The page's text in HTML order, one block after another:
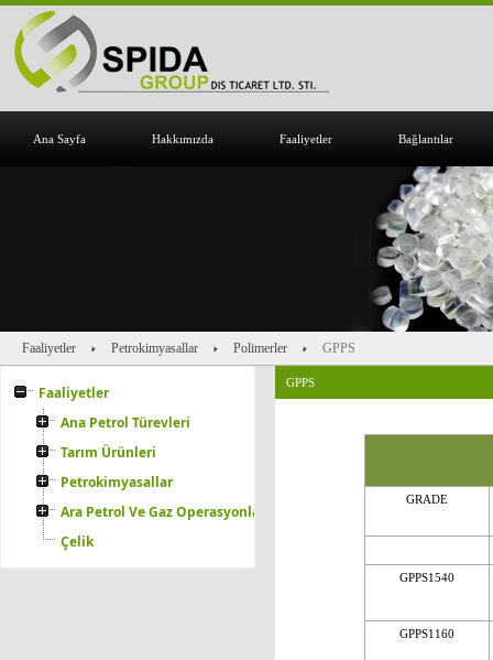
Ana Sayfa Hakkımızda Faaliyetler Bağlantılar
Faaliyetler Petrokimyasallar Polimerler GPPS
Faaliyetler
Ana Petrol Türevleri
Tarım Ürünleri
Petrokimyasallar
Ara Petrol Ve Gaz Operasyonları
Çelik
GPPS
GRADE
GPPS1540
GPPS1160